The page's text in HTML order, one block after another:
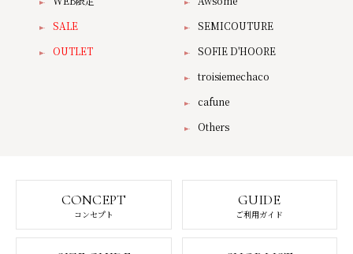
SALE
OUTLET
SEMICOUTURE
SOFIE D'HOORE
troisiemechaco
cafune
Others
CONCEPT
コンセプト
GUIDE
ご利用ガイド